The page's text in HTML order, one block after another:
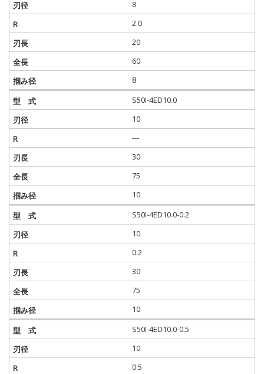
8
2.0
20
60
8
S50I-4ED10.0
10
---
30
75
10
S50I-4ED10.0-0.2
10
0.2
30
75
10
S50I-4ED10.0-0.5
10
0.5